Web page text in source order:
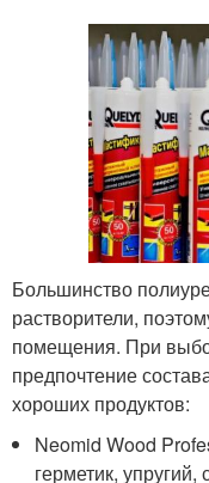
Большинство
растворители,
помещения. При
предпочтение
хороших продуктов:
Neomid Wood
герметик, упругий,